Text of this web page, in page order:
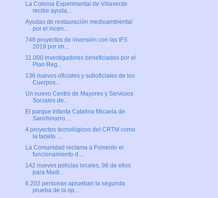
La Colonia Experimental de Villaverde
recibe ayuda...
Ayudas de restauración medioambiental
por el incen...
748 proyectos de inversión con las IFS
2019 por im...
11.000 investigadores beneficiados por el
Plan Reg...
136 nuevos oficiales y suboficiales de los
Cuerpos...
Un nuevo Centro de Mayores y Servicios
Sociales de...
El parque Infanta Catalina Micaela de
Sanchinarro ...
4 proyectos tecnológicos del CRTM como
la tarjeta ...
La Comunidad reclama a Fomento el
funcionamiento d...
142 nuevos policías locales, 98 de ellos
para Madr...
6.202 personas aprueban la segunda
prueba de la op...